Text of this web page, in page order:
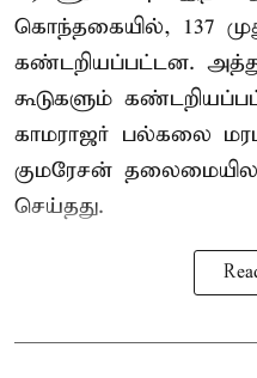
கொந்தகையில், 137
கண்டறியப்பட்டன.
கூடுகளும்
காமராஜர் பல்கலை
குமரேசன்
செய்தது.